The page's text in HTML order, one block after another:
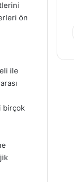
ön
ile
birçok